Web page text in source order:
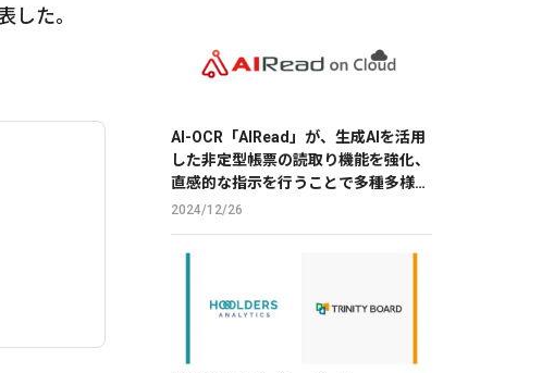
した。
AI-OCR「AIRead」が、生成AIを活用
した非定型帳票の読取り機能を強化、
直感的な指示を行うことで多種多様な
帳票の読取りを実現
2024/12/26